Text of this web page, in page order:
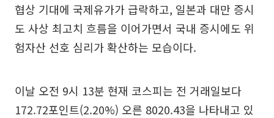
협상 기대에 국제유가가 급락하고, 일본과 대만 증시
도 사상 최고치 흐름을 이어가면서 국내 증시에도 위
험자산 선호 심리가 확산하는 모습이다.
이날 오전 9시 13분 현재 코스피는 전 거래일보다
172.72포인트(2.20%) 오른 8020.43을 나타내고 있